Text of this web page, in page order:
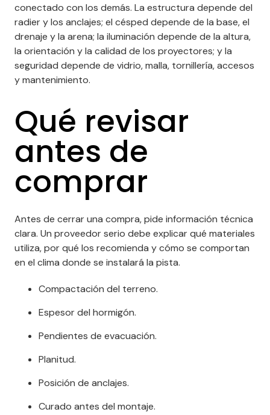
conectado con los demás. La estructura depende del
radier y los anclajes; el césped depende de la base, el
drenaje y la arena; la iluminación depende de la altura,
la orientación y la calidad de los proyectores; y la
seguridad depende de vidrio, malla, tornillería, accesos
y mantenimiento.
Qué revisar
antes de
comprar
Antes de cerrar una compra, pide información técnica
clara. Un proveedor serio debe explicar qué materiales
utiliza, por qué los recomienda y cómo se comportan
en el clima donde se instalará la pista.
Compactación del terreno.
Espesor del hormigón.
Pendientes de evacuación.
Planitud.
Posición de anclajes.
Curado antes del montaje.